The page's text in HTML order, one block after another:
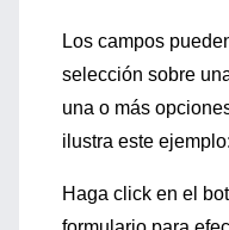
Los campos
selección sobre
una o más
ilustra este ejemplo:
Haga click en el